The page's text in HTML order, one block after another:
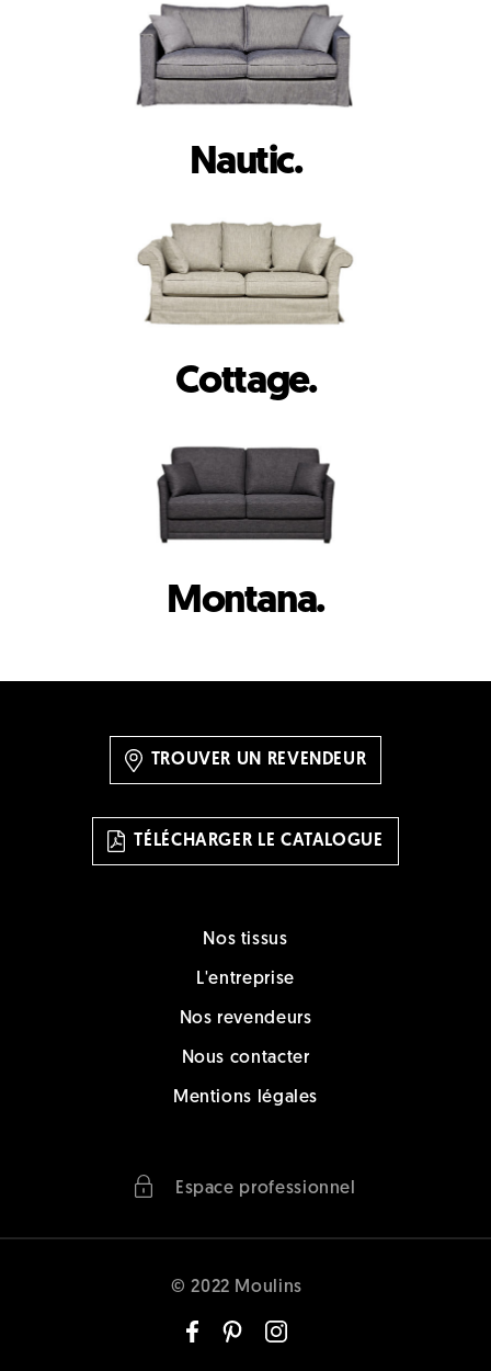
Nautic.
Cottage.
Montana.
TROUVER UN REVENDEUR
TÉLÉCHARGER LE CATALOGUE
Nos tissus
L'entreprise
Nos revendeurs
Nous contacter
Mentions légales
Espace professionnel
© 2022 Moulins